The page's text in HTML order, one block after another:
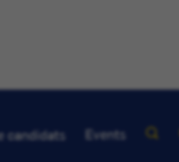
candidats Events